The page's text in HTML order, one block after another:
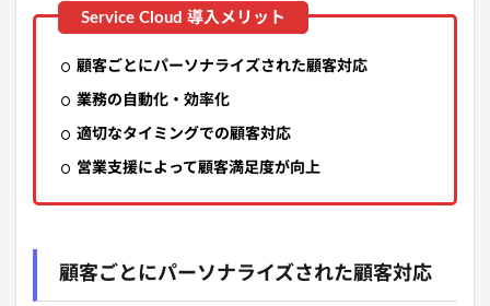
顧客ごとにパーソナライズされた顧客対応
業務の自動化・効率化
適切なタイミングでの顧客対応
営業支援によって顧客満足度が向上
顧客ごとにパーソナライズされた顧客対応